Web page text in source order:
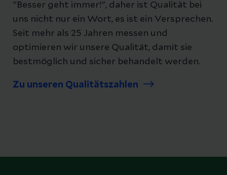
"Besser geht immer!", daher ist Qualität bei
uns nicht nur ein Wort, es ist ein Versprechen.
Seit mehr als 25 Jahren messen und
optimieren wir unsere Qualität, damit sie
bestmöglich und sicher behandelt werden.
Zu unseren Qualitätszahlen